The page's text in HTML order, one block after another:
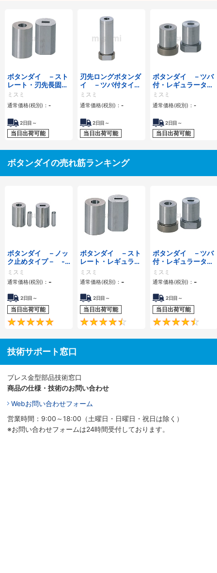
ボタンダイ －スト
レート・刃先長固定
タイプ－ -ノーマ
ル・α処理®-
ミスミ
通常価格(税別)： -
2日目～
当日出荷可能
刃先ロングボタンダ
イ －ツバ付タイプ
－ -ノーマル・α処
理®-
ミスミ
通常価格(税別)： -
2日目～
当日出荷可能
ボタンダイ －ツバ
付・レギュラータイ
プ－ -ノーマル・α
処理®-
ミスミ
通常価格(税別)： -
2日目～
当日出荷可能
ボタンダイの売れ筋ランキング
ボタンダイ －ノッ
ク止めタイプ－ -
ノーマル・α処理®-
ミスミ
通常価格(税別)： -
2日目～
当日出荷可能
5
ボタンダイ －スト
レート・レギュラー
タイプ－ -ノーマ
ル・α処理®-
ミスミ
通常価格(税別)： -
2日目～
当日出荷可能
4.7
ボタンダイ －ツバ
付・レギュラータイ
プ－ -ノーマル・α
処理®-
ミスミ
通常価格(税別)： -
2日目～
当日出荷可能
技術サポート窓口
プレス金型部品技術窓口
商品の仕様・技術のお問い合わせ
Webお問い合わせフォーム
営業時間：9:00～18:00（土曜日・日曜日・祝日は除く）
※お問い合わせフォームは24時間受付しております。